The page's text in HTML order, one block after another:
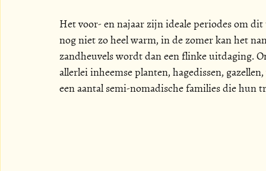
Het voor- en najaar zijn ideale periodes om
nog niet zo heel warm, in de zomer kan het
zandheuvels wordt dan een flinke uitdaging.
allerlei inheemse planten, hagedissen,
een aantal semi-nomadische families die hun